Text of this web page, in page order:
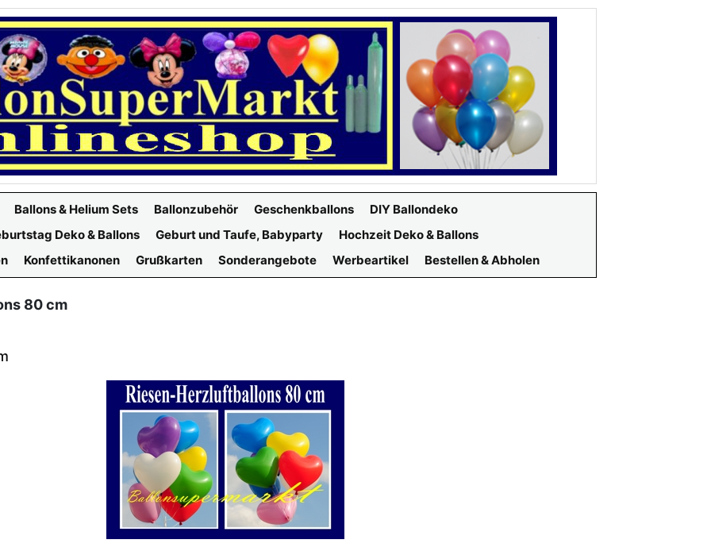
Ballons & Helium Sets Ballonzubehör Geschenkballons
DIY Ballondeko
Deko & Ballons
Geburt und Taufe, Babyparty
Hochzeit Deko & Ballons
Konfettikanonen Grußkarten Sonderangebote Werbeartikel Bestellen & Abholen
80 cm